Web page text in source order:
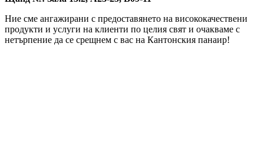
Ние сме ангажирани с предоставянето на висококачествени
продукти и услуги на клиенти по целия свят и очакваме с
нетърпение да се срещнем с вас на Кантонския панаир!